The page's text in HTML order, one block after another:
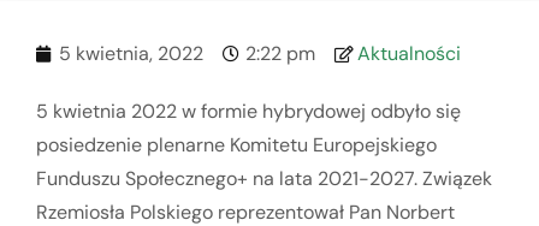
5 kwietnia, 2022 2:22 pm Aktualności
5 kwietnia 2022 w formie hybrydowej odbyło się
posiedzenie plenarne Komitetu Europejskiego
Funduszu Społecznego+ na lata 2021-2027. Związek
Rzemiosła Polskiego reprezentował Pan Norbert